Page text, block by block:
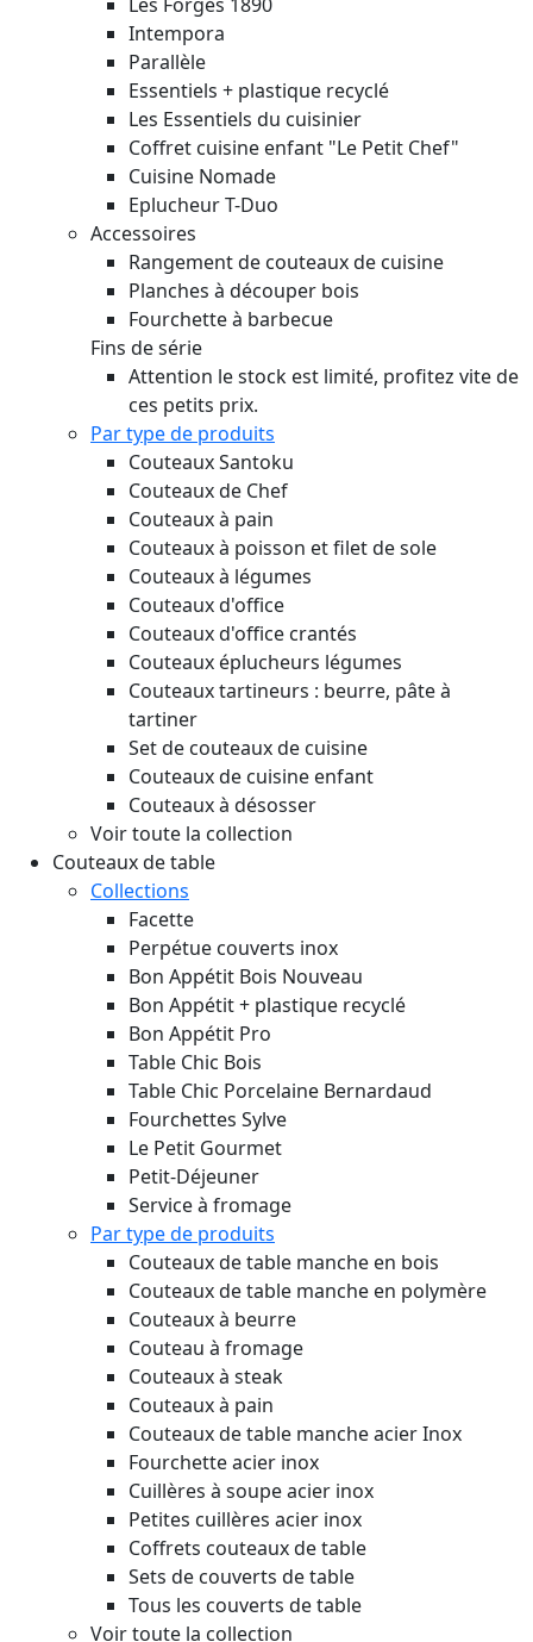
Intempora
Parallèle
Essentiels + plastique recyclé
Les Essentiels du cuisinier
Coffret cuisine enfant "Le Petit Chef"
Cuisine Nomade
Eplucheur T-Duo
Accessoires
Rangement de couteaux de cuisine
Planches à découper bois
Fourchette à barbecue
Fins de série
Attention le stock est limité, profitez vite de
ces petits prix.
Par type de produits
Couteaux Santoku
Couteaux de Chef
Couteaux à pain
Couteaux à poisson et filet de sole
Couteaux à légumes
Couteaux d'office
Couteaux d'office crantés
Couteaux éplucheurs légumes
Couteaux tartineurs : beurre, pâte à
tartiner
Set de couteaux de cuisine
Couteaux de cuisine enfant
Couteaux à désosser
Voir toute la collection
Couteaux de table
Collections
Facette
Perpétue couverts inox
Bon Appétit Bois Nouveau
Bon Appétit + plastique recyclé
Bon Appétit Pro
Table Chic Bois
Table Chic Porcelaine Bernardaud
Fourchettes Sylve
Le Petit Gourmet
Petit-Déjeuner
Service à fromage
Par type de produits
Couteaux de table manche en bois
Couteaux de table manche en polymère
Couteaux à beurre
Couteau à fromage
Couteaux à steak
Couteaux à pain
Couteaux de table manche acier Inox
Fourchette acier inox
Cuillères à soupe acier inox
Petites cuillères acier inox
Coffrets couteaux de table
Sets de couverts de table
Tous les couverts de table
Voir toute la collection